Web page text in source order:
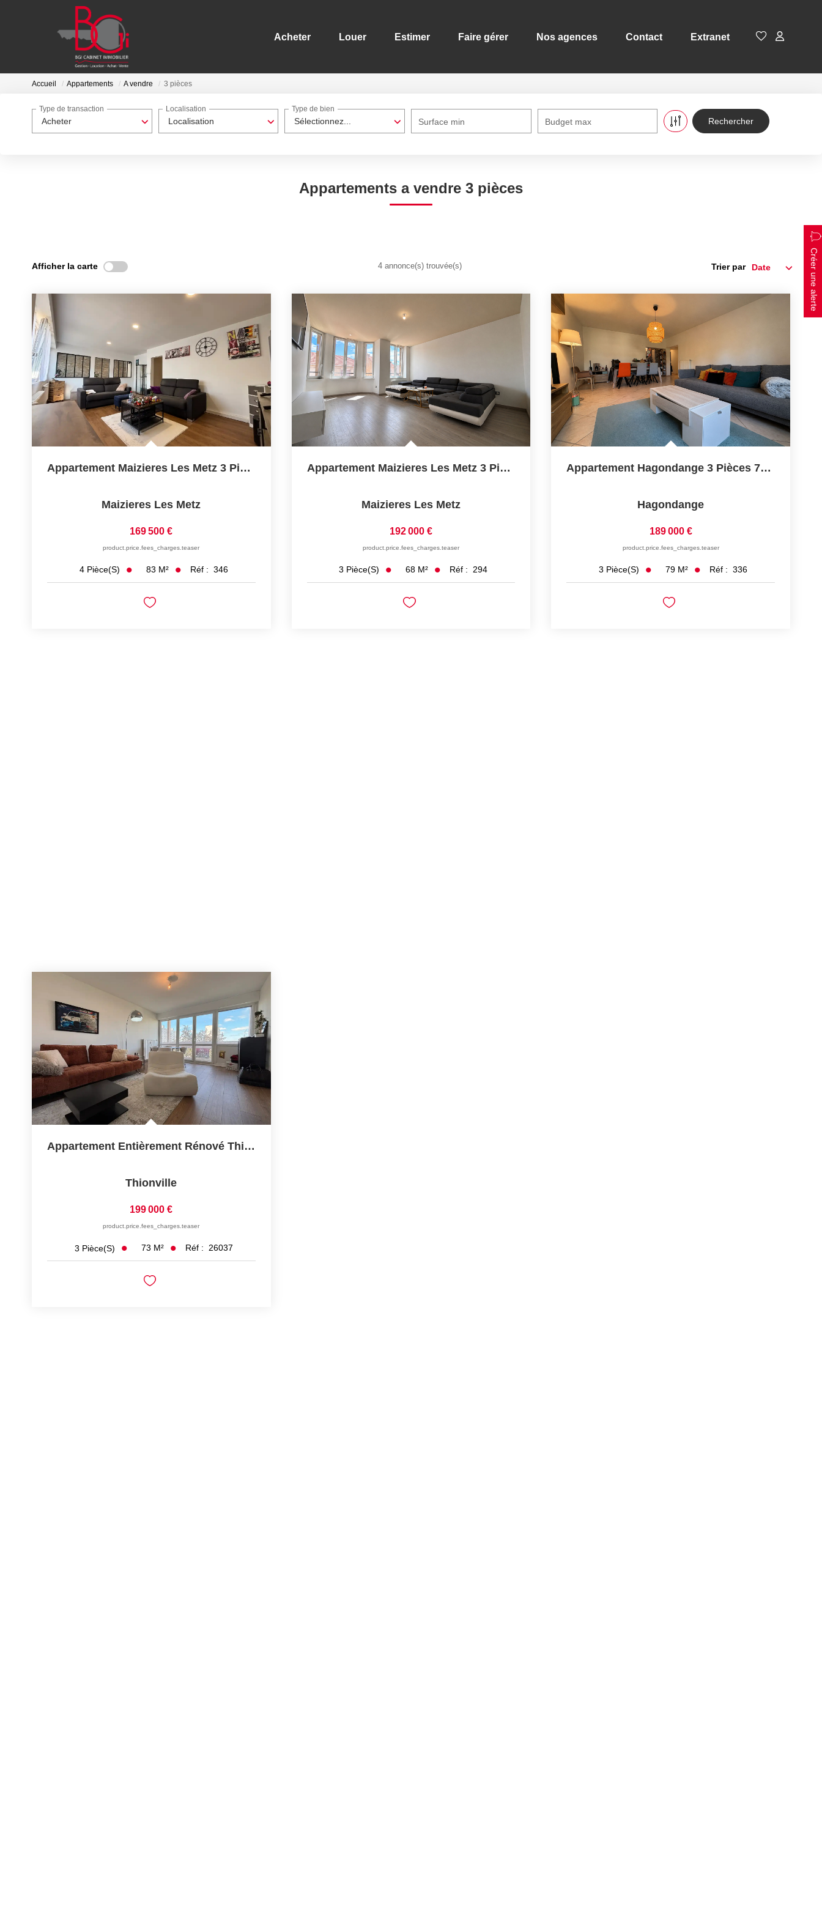
Acheter Louer Estimer Faire gérer Nos agences Contact Extranet
Accueil Appartements A vendre 3 pièces
Acheter
Type de transaction
Localisation
Localisation
Sélectionnez...
Type de bien
Surface min Budget max
Appartements a vendre 3 pièces
Créer une alerte
Afficher la carte 4 annonce(s) trouvée(s) Trier par
Appartement Maizieres Les Metz 3 Pièces 82.69 M2
Maizieres Les Metz
169 500 €
product.price.fees_charges.teaser
4 Pièce(s) 83 M² Réf : 346
Appartement Maizieres Les Metz 3 Pièce(s) 67.95m2
Maizieres Les Metz
192 000 €
product.price.fees_charges.teaser
3 Pièce(s) 68 M² Réf : 294
Appartement Hagondange 3 Pièces 79 M2
Hagondange
189 000 €
product.price.fees_charges.teaser
3 Pièce(s) 79 M² Réf : 336
Appartement Entièrement Rénové Thionville Proche Centre...
Thionville
199 000 €
product.price.fees_charges.teaser
3 Pièce(s) 73 M² Réf : 26037